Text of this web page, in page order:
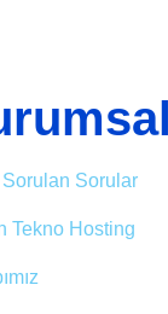
Sorulan Sorular
Tekno Hosting